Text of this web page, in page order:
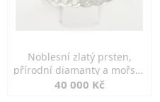
Noblesní zlatý prsten,
přírodní diamanty a mořské
perly
40 000 Kč